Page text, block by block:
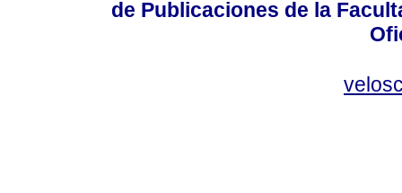
de Publicaciones de la